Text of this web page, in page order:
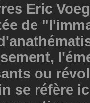
Eric
de
ou
se réfère